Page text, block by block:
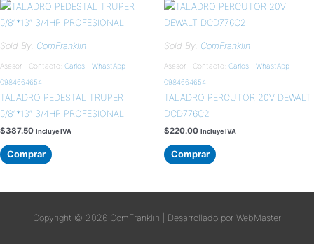
Sold By: ComFranklin
Asesor - Contacto: Carlos - WhastApp
0984664654
TALADRO PEDESTAL TRUPER
5/8″*13″ 3/4HP PROFESIONAL
$387.50 Incluye IVA
Comprar
Sold By: ComFranklin
Asesor - Contacto: Carlos - WhastApp
0984664654
TALADRO PERCUTOR 20V DEWALT
DCD776C2
$220.00 Incluye IVA
Comprar
Copyright © 2026 ComFranklin | Desarrollado por WebMaster